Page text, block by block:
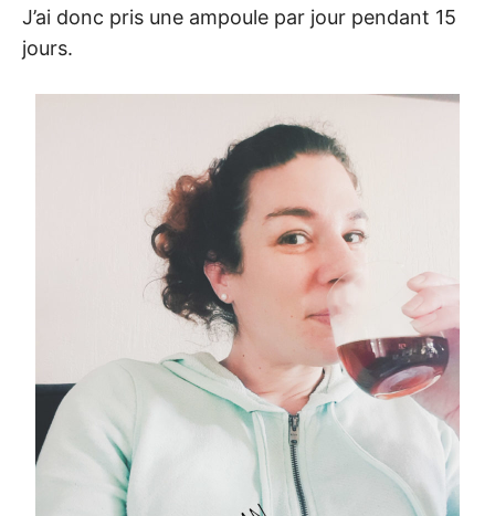
J’ai donc pris une ampoule par jour pendant 15
jours.